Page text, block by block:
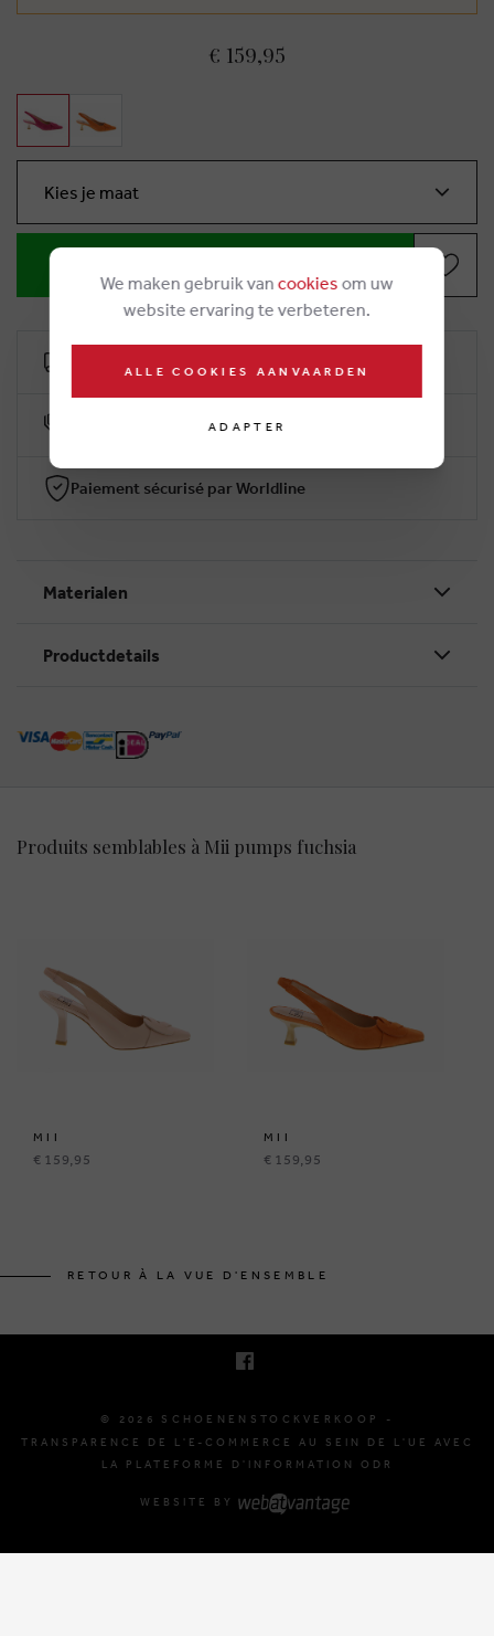
€ 159,95
Kies je maat
10% klantenkorting
Paiement sécurisé par Worldline
Materialen
Productdetails
Produits semblables à Mii pumps fuchsia
MII
€ 159,95
MII
€ 159,95
RETOUR À LA VUE D'ENSEMBLE
© 2026 SCHOENENSTOCKVERKOOP -
TRANSPARENCE DE L'E-COMMERCE AU SEIN DE L'UE AVEC
LA PLATEFORME D'INFORMATION ODR
WEBSITE BY
We maken gebruik van cookies om uw
website ervaring te verbeteren.
ALLE COOKIES AANVAARDEN
ADAPTER